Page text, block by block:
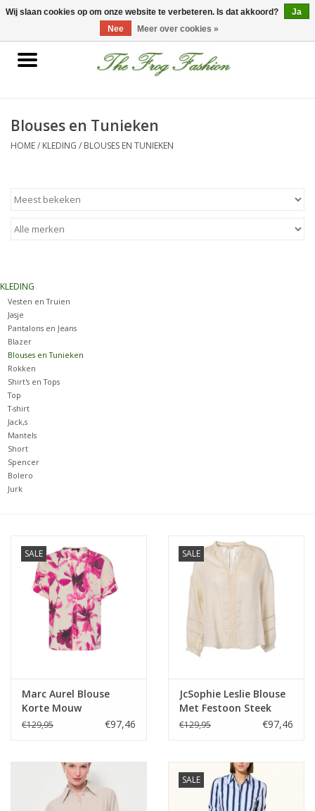
0 Artikelen - €0,00
Home
Nieuwe collectie
Accessoires
Schoenen
Merken
Blouses en Tunieken
HOME/ KLEDING / BLOUSES EN TUNIEKEN
KLEDING
Vesten en Truien
Jasje
Pantalons en Jeans
Blazer
Blouses en Tunieken
Rokken
Shirt's en Tops
Top
T-shirt
Jack,s
Mantels
Short
Spencer
Bolero
Jurk
SALE
Marc Aurel Blouse
Korte Mouw
Bloemprint Crême/Pink
€129,95 €97,46
SALE
JcSophie Leslie Blouse
Met Festoon Steek
Front Sand
€129,95 €97,46
SALE
Wij slaan cookies op om onze website te verbeteren. Is dat akkoord?
Ja
Nee
Meer over cookies »